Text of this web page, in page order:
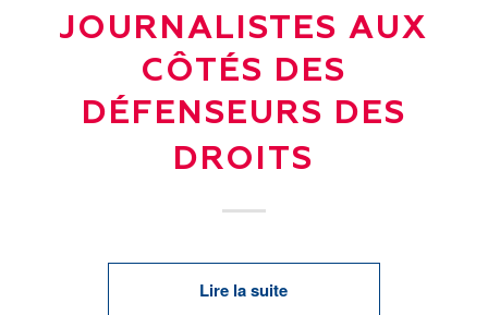
JOURNALISTES AUX
CÔTÉS DES
DÉFENSEURS DES
DROITS
Lire la suite